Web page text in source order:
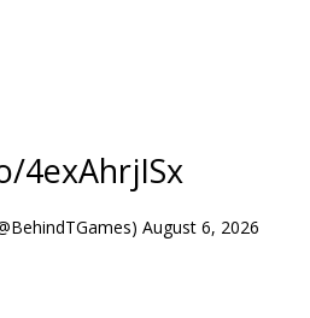
4exAhrjISx
August 6, 2026